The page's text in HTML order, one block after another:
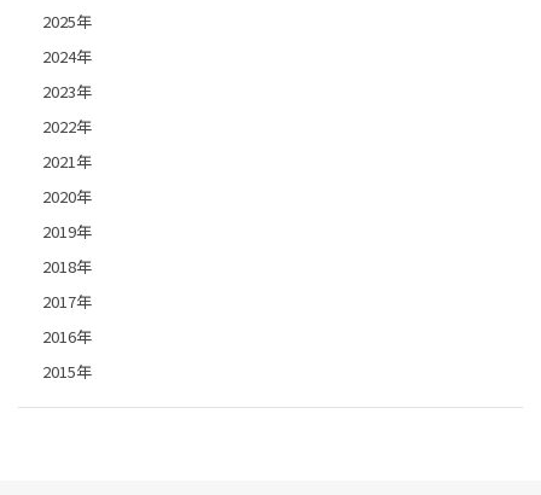
2025年
2024年
2023年
2022年
2021年
2020年
2019年
2018年
2017年
2016年
2015年